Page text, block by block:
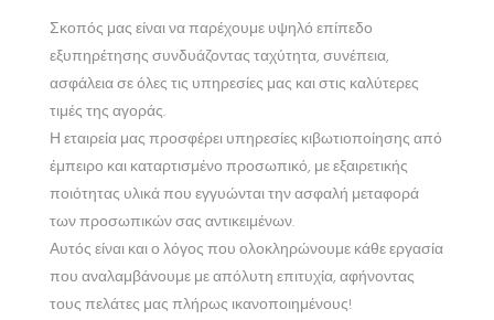
Σκοπός μας είναι να παρέχουμε υψηλό επίπεδο
εξυπηρέτησης συνδυάζοντας ταχύτητα, συνέπεια,
ασφάλεια σε όλες τις υπηρεσίες μας και στις καλύτερες
τιμές της αγοράς.
Η εταιρεία μας προσφέρει υπηρεσίες κιβωτιοποίησης από
έμπειρο και καταρτισμένο προσωπικό, με εξαιρετικής
ποιότητας υλικά που εγγυώνται την ασφαλή μεταφορά
των προσωπικών σας αντικειμένων.
Αυτός είναι και ο λόγος που ολοκληρώνουμε κάθε εργασία
που αναλαμβάνουμε με απόλυτη επιτυχία, αφήνοντας
τους πελάτες μας πλήρως ικανοποιημένους!